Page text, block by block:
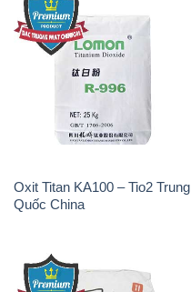
Oxit Titan KA100 – Tio2 Trung
Quốc China